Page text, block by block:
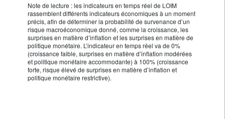
Note de lecture : les indicateurs en temps réel de LOIM
rassemblent différents indicateurs économiques à un moment
précis, afin de déterminer la probabilité de survenance d’un
risque macroéconomique donné, comme la croissance, les
surprises en matière d’inflation et les surprises en matière de
politique monétaire. L’indicateur en temps réel va de 0%
(croissance faible, surprises en matière d’inflation modérées
et politique monétaire accommodante) à 100% (croissance
forte, risque élevé de surprises en matière d’inflation et
politique monétaire restrictive).